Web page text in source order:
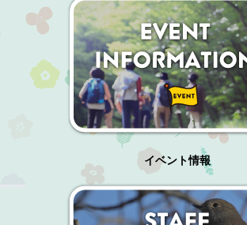
イベント情報